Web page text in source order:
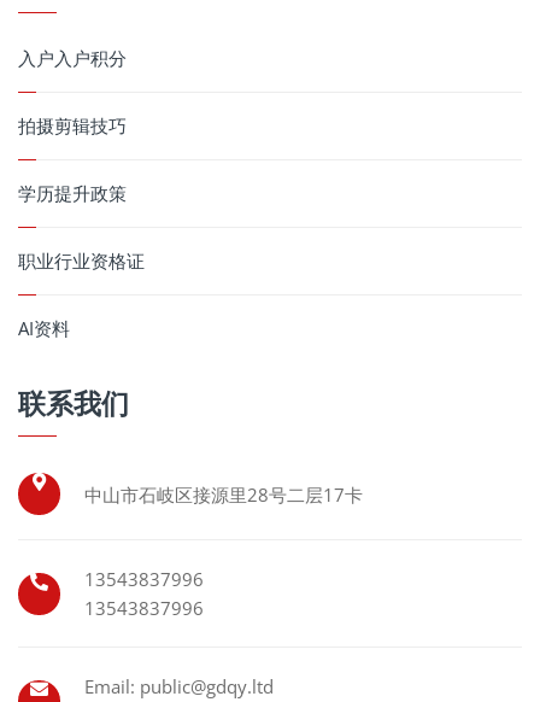
入户入户积分
拍摄剪辑技巧
学历提升政策
职业行业资格证
AI资料
联系我们
中山市石岐区接源里28号二层17卡
13543837996
13543837996
Email: public@gdqy.ltd